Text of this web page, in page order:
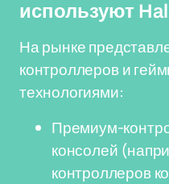
используют
На рынке
контроллеров и
технологиями:
Премиум-
консолей
контроллеров